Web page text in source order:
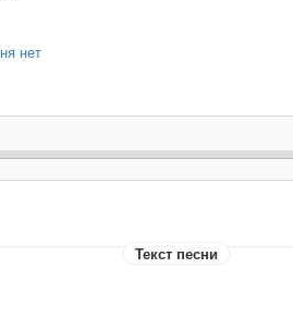
нет
Текст песни